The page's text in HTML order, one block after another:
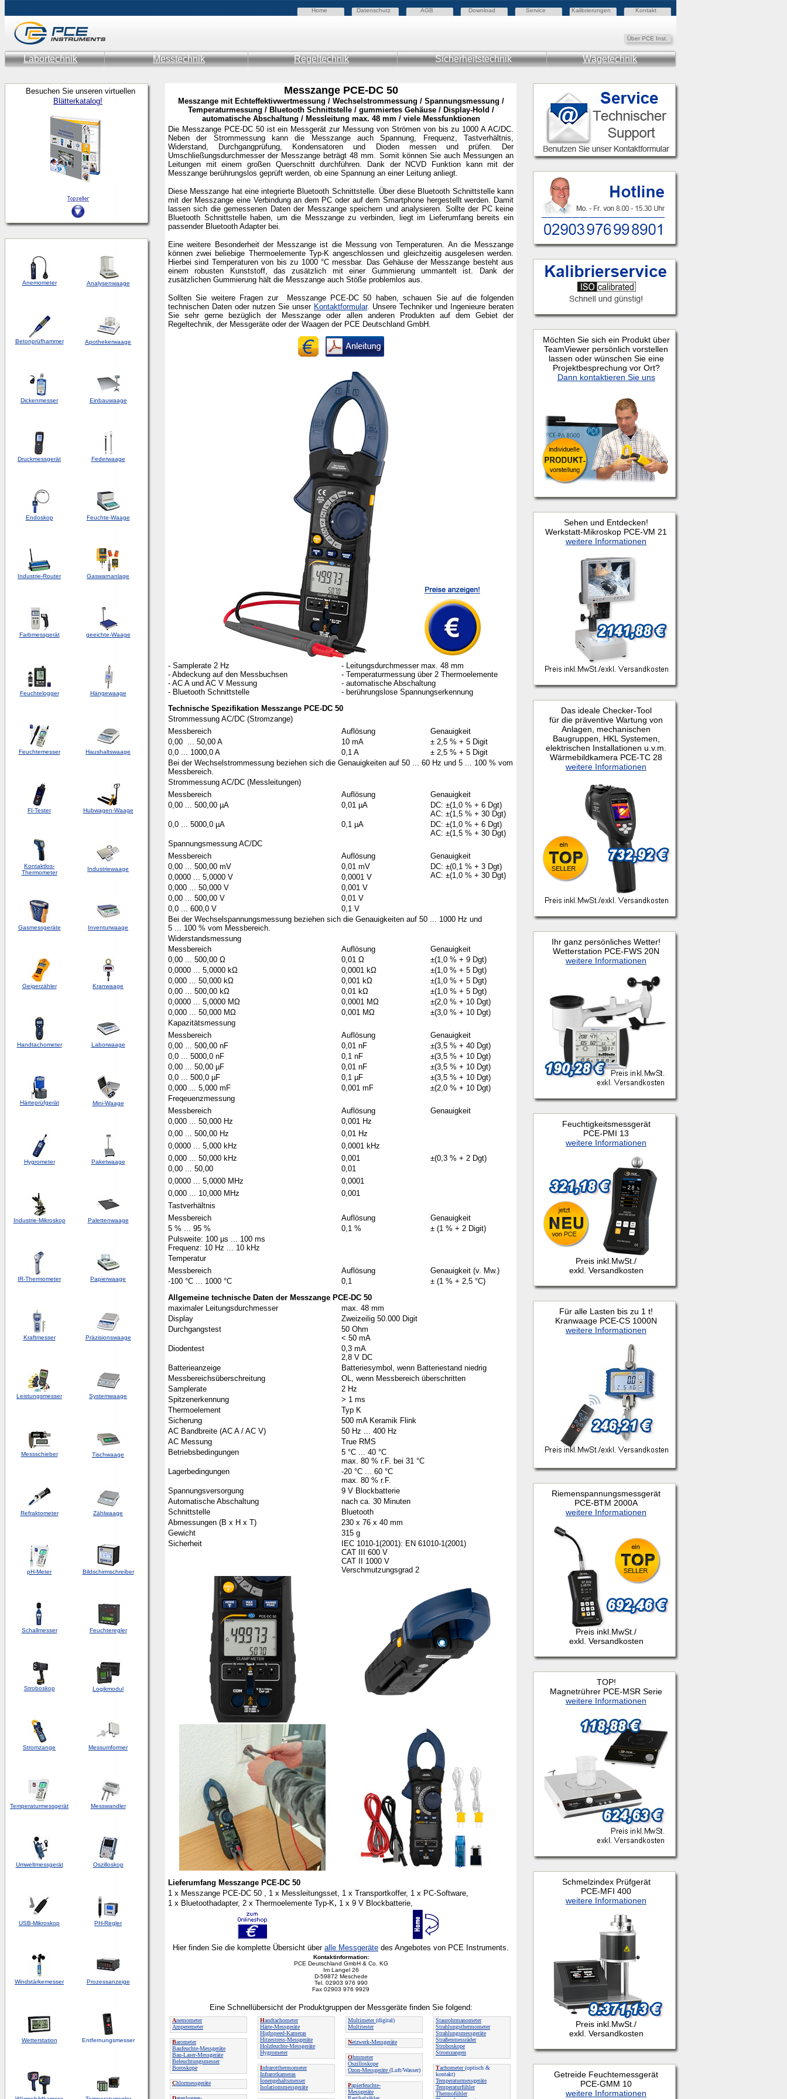
Home Datenschutz AGB Download Service Kalibrierungen Kontakt
Über PCE Inst.
Labortechnik Messtechnik Regeltechnik Sicherheitstechnik Wägetechnik
Besuchen Sie unseren virtuellen
Blätterkatalog!
Anemometer Analysenwaage
Betonprüfhammer Apothekerwaage
Dickenmesser Einbauwaage
Druckmessgerät Federwaage
Endoskop Feuchte-Waage
Industrie-Router Gaswarnanlage
Farbmessgerät geeichte-Waage
Feuchtelogger Hängewaage
Feuchtemesser Haushaltswaage
FI-Tester Hubwagen-Waage
Kontaktlos-
Thermometer
Industriewaage
Gasmessgeräte Inventurwaage
Geigerzähler Kranwaage
Handtachometer Laborwaage
Härteprüfgerät Mini-Waage
Hygrometer Paketwaage
Industrie-Mikroskop Palettenwaage
IR-Thermometer Papierwaage
Kraftmesser Präzisionswaage
Leistungsmesser Systemwaage
Messschieber Tischwaage
Refraktometer Zählwaage
pH-Meter Bildschirmschreiber
Schallmesser Feuchteregler
Stroboskop Logikmodul
Stromzange Messumformer
Temperaturmessgerät Messwandler
Umweltmessgerät Oszilloskop
USB-Mikroskop PH-Regler
Windstärkemesser Prozessanzeige
Wetterstation Entfernungsmesser
Messzange PCE-DC 50
Messzange mit Echteffektivwertmessung / Wechselstrommessung / Spannungsmessung /
Temperaturmessung / Bluetooth Schnittstelle / gummiertes Gehäuse / Display-Hold /
automatische Abschaltung / Messleitung max. 48 mm / viele Messfunktionen
Die Messzange PCE-DC 50 ist ein Messgerät zur Messung von Strömen von bis zu 1000 A AC/DC.
Neben der Strommessung kann die Messzange auch Spannung, Frequenz, Tastverhältnis,
Widerstand, Durchgangprüfung, Kondensatoren und Dioden messen und prüfen. Der
Umschließungsdurchmesser der Messzange beträgt 48 mm. Somit können Sie auch Messungen an
Leitungen mit einem großen Querschnitt durchführen. Dank der NCVD Funktion kann mit der
Messzange berührungslos geprüft werden, ob eine Spannung an einer Leitung anliegt.
Diese Messzange hat eine integrierte Bluetooth Schnittstelle. Über diese Bluetooth Schnittstelle kann
mit der Messzange eine Verbindung an dem PC oder auf dem Smartphone hergestellt werden. Damit
lassen sich die gemessenen Daten der Messzange speichern und analysieren. Sollte der PC keine
Bluetooth Schnittstelle haben, um die Messzange zu verbinden, liegt im Lieferumfang bereits ein
passender Bluetooth Adapter bei.
Eine weitere Besonderheit der Messzange ist die Messung von Temperaturen. An die Messzange
können zwei beliebige Thermoelemente Typ-K angeschlossen und gleichzeitig ausgelesen werden.
Hierbei sind Temperaturen von bis zu 1000 °C messbar. Das Gehäuse der Messzange besteht aus
einem robusten Kunststoff, das zusätzlich mit einer Gummierung ummantelt ist. Dank der
zusätzlichen Gummierung hält die Messzange auch Stöße problemlos aus.
Sollten Sie weitere Fragen zur Messzange PCE-DC 50 haben, schauen Sie auf die folgenden
technischen Daten oder nutzen Sie unser Kontaktformular. Unsere Techniker und Ingenieure beraten
Sie sehr gerne bezüglich der Messzange oder allen anderen Produkten auf dem Gebiet der
Regeltechnik, der Messgeräte oder der Waagen der PCE Deutschland GmbH.
- Samplerate 2 Hz
- Abdeckung auf den Messbuchsen
- AC A und AC V Messung
- Bluetooth Schnittstelle
- Leitungsdurchmesser max. 48 mm
- Temperaturmessung über 2 Thermoelemente
- automatische Abschaltung
- berührungslose Spannungserkennung
Technische Spezifikation Messzange PCE-DC 50
Strommessung AC/DC (Stromzange)
Messbereich
Auflösung
Genauigkeit
0,00 ... 50,00 A
10 mA
± 2,5 % + 5 Digit
0,0 ... 1000,0 A
0,1 A
± 2,5 % + 5 Digit
Bei der Wechselstrommessung beziehen sich die Genauigkeiten auf 50 ... 60 Hz und 5 ... 100 % vom
Messbereich.
Strommessung AC/DC (Messleitungen)
Messbereich
Auflösung
Genauigkeit
0,00 ... 500,00 µA
0,01 µA DC: ±(1,0 % + 6 Dgt)
AC: ±(1,5 % + 30 Dgt)
0,0 ... 5000,0 µA
0,1 µA
DC: ±(1,0 % + 6 Dgt)
AC: ±(1,5 % + 30 Dgt)
Spannungsmessung AC/DC
Messbereich
Auflösung
Genauigkeit
0,00 ... 500,00 mV
0,01 mV
DC: ±(0,1 % + 3 Dgt)
AC: ±(1,0 % + 30 Dgt)
0,0000 ... 5,0000 V
0,0001 V
0,000 ... 50,000 V
0,001 V
0,00 ... 500,00 V
0,01 V
0,0 ... 600,0 V
0,1 V
Bei der Wechselspannungsmessung beziehen sich die Genauigkeiten auf 50 ... 1000 Hz und
5 ... 100 % vom Messbereich.
Widerstandsmessung
Messbereich
Auflösung
Genauigkeit
0,00 ... 500,00 Ω
0,01 Ω
±(1,0 % + 9 Dgt)
0,0000 ... 5,0000 kΩ
0,0001 kΩ
±(1,0 % + 5 Dgt)
0,000 ... 50,000 kΩ
0,001 kΩ
±(1,0 % + 5 Dgt)
0,00 ... 500,00 kΩ
0,01 kΩ
±(1,0 % + 5 Dgt)
0,0000 ... 5,0000 MΩ
0,0001 MΩ
±(2,0 % + 10 Dgt)
0,000 ... 50,000 MΩ
0,001 MΩ
±(3,0 % + 10 Dgt)
Kapazitätsmessung
Messbereich
Auflösung
Genauigkeit
0,00 ... 500,00 nF
0,01 nF
±(3,5 % + 40 Dgt)
0,0 ... 5000,0 nF
0,1 nF
±(3,5 % + 10 Dgt)
0,00 ... 50,00 µF
0,01 nF
±(3,5 % + 10 Dgt)
0,0 ... 500,0 µF
0,1 µF
±(3,5 % + 10 Dgt)
0,000 ... 5,000 mF
0,001 mF
±(2,0 % + 10 Dgt)
Freqeuenzmessung
Messbereich
Auflösung
Genauigkeit
0,000 ... 50,000 Hz
0,001 Hz
0,00 ... 500,00 Hz
0,01 Hz
0,0000 ... 5,000 kHz
0,0001 kHz
0,000 ... 50,000 kHz
0,001
±(0,3 % + 2 Dgt)
0,00 ... 50,00
0,01
0,0000 ... 5,0000 MHz
0,0001
0,000 ... 10,000 MHz
0,001
Tastverhältnis
Messbereich
Auflösung
Genauigkeit
5 % ... 95 %
0,1 %
± (1 % + 2 Digit)
Pulsweite: 100 µs ... 100 ms
Frequenz: 10 Hz ... 10 kHz
Temperatur
Messbereich
Auflösung
Genauigkeit (v. Mw.)
-100 °C ... 1000 °C
0,1
± (1 % + 2,5 °C)
Allgemeine technische Daten der Messzange PCE-DC 50
maximaler Leitungsdurchmesser
max. 48 mm
Display
Zweizeilig 50.000 Digit
Durchgangstest
50 Ohm
< 50 mA
Diodentest
0,3 mA
2,8 V DC
Batterieanzeige
Batteriesymbol, wenn Batteriestand niedrig
Messbereichsüberschreitung
OL, wenn Messbereich überschritten
Samplerate
2 Hz
Spitzenerkennung
> 1 ms
Thermoelement
Typ K
Sicherung
500 mA Keramik Flink
AC Bandbreite (AC A / AC V)
50 Hz ... 400 Hz
AC Messung
True RMS
Betriebsbedingungen
5 °C ... 40 °C
max. 80 % r.F. bei 31 °C
Lagerbedingungen
-20 °C ... 60 °C
max. 80 % r.F.
Spannungsversorgung
9 V Blockbatterie
Automatische Abschaltung
nach ca. 30 Minuten
Schnittstelle
Bluetooth
Abmessungen (B x H x T)
230 x 76 x 40 mm
Gewicht
315 g
Sicherheit
IEC 1010-1(2001): EN 61010-1(2001)
CAT III 600 V
CAT II 1000 V
Verschmutzungsgrad 2
Lieferumfang Messzange PCE-DC 50
1 x Messzange PCE-DC 50 , 1 x Messleitungsset, 1 x Transportkoffer, 1 x PC-Software,
1 x Bluetoothadapter, 2 x Thermoelemente Typ-K, 1 x 9 V Blockbatterie,
Hier finden Sie die komplette Übersicht über alle Messgeräte des Angebotes von PCE Instruments.
Kontaktinformation:
PCE Deutschland GmbH & Co. KG
Im Langel 26
D-59872 Meschede
Tel. 02903 976 990
Fax 02903 976 9929
Eine Schnellübersicht der Produktgruppen der Messgeräte finden Sie folgend:
Anemometer
Amperemeter
Barometer
Baufeuchte-Messgeräte
Bau-Laser-Messgeräte
Beleuchtungsmesser
Boroskope
Chlormessgeräte
Handtachometer
Härte-Messgeräte
Highspeed-Kameras
Hitzestress-Messgeräte
Holzfeuchte-Messgeräte
Hygrometer
Infrarotthermometer
Infrarotkameras
Ionengehaltsmesser
Isolationsmessgeräte
Multimeter(digital)
Multitester
Netzwerk-Messgeräte
Ohmmeter
Oszilloskope
Ozon-Messgeräte (Luft/Wasser)
Papierfeuchte-
Messgeräte
Staurohrmanometer
Strahlungsthermometer
Strahlungsmessgeräte
Straßenmessräder
Stroboskope
Stromzangen
Tachometer(optisch &
kontakt)
Temperaturmessgeräte
Temperaturfühler
Thermofühler